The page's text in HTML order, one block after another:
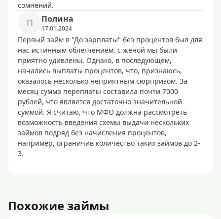
сомнений.
П Полина
17.01.2024
Первый займ в "До зарплаты" без процентов был для
нас истинным облегчением, с женой мы были
приятно удивлены. Однако, в последующем,
начались выплаты процентов, что, признаюсь,
оказалось несколько неприятным сюрпризом. За
месяц сумма переплаты составила почти 7000
рублей, что является достаточно значительной
суммой. Я считаю, что МФО должна рассмотреть
возможность введения схемы выдачи нескольких
займов подряд без начисления процентов,
например, ограничив количество таких займов до 2-
3.
Похожие займы